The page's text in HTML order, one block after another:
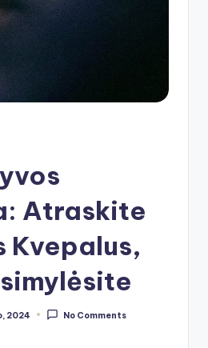
Atraskite
Kvepalus,
2024 No Comments